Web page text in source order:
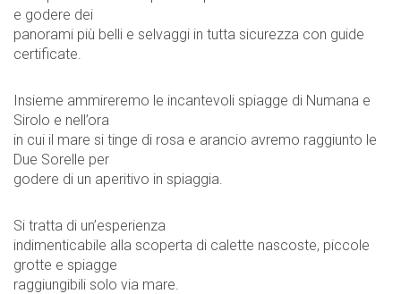
e godere dei
panorami più belli e selvaggi in tutta sicurezza con guide
certificate.
Insieme ammireremo le incantevoli spiagge di Numana e
Sirolo e nell’ora
in cui il mare si tinge di rosa e arancio avremo raggiunto le
Due Sorelle per
godere di un aperitivo in spiaggia.
Si tratta di un’esperienza
indimenticabile alla scoperta di calette nascoste, piccole
grotte e spiagge
raggiungibili solo via mare.